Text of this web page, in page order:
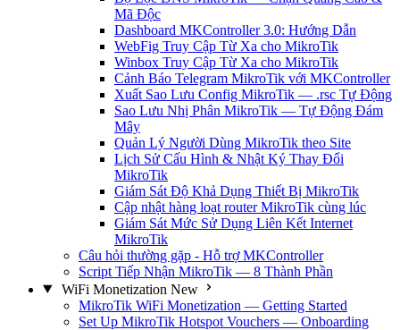
Mã Độc
Dashboard MKController 3.0: Hướng Dẫn
WebFig Truy Cập Từ Xa cho MikroTik
Winbox Truy Cập Từ Xa cho MikroTik
Cảnh Báo Telegram MikroTik với MKController
Xuất Sao Lưu Config MikroTik — .rsc Tự Động
Sao Lưu Nhị Phân MikroTik — Tự Động Đám
Mây
Quản Lý Người Dùng MikroTik theo Site
Lịch Sử Cấu Hình & Nhật Ký Thay Đổi
MikroTik
Giám Sát Độ Khả Dụng Thiết Bị MikroTik
Cập nhật hàng loạt router MikroTik cùng lúc
Giám Sát Mức Sử Dụng Liên Kết Internet
MikroTik
Câu hỏi thường gặp - Hỗ trợ MKController
Script Tiếp Nhận MikroTik — 8 Thành Phần
WiFi Monetization New
MikroTik WiFi Monetization — Getting Started
Set Up MikroTik Hotspot Vouchers — Onboarding